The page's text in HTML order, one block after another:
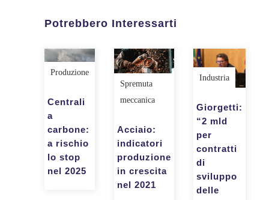
Potrebbero Interessarti
Produzione
Centrali
a
carbone:
a rischio
lo stop
nel 2025
Spremuta
meccanica
Acciaio:
indicatori
produzione
in crescita
nel 2021
Industria
Giorgetti:
“2 mld
per
contratti
di
sviluppo
delle